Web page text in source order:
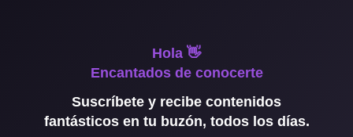
Hola 👋
Encantados de conocerte
Suscríbete y recibe contenidos
fantásticos en tu buzón, todos los días.